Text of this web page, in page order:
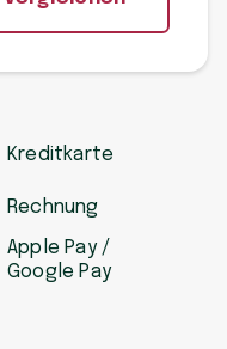
Kreditkarte
Rechnung
Apple Pay /
Google Pay